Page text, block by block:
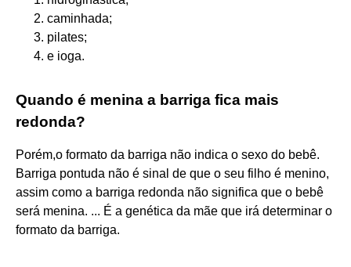
caminhada;
pilates;
e ioga.
Quando é menina a barriga fica mais
redonda?
Porém,o formato da barriga não indica o sexo do bebê.
Barriga pontuda não é sinal de que o seu filho é menino,
assim como a barriga redonda não significa que o bebê
será menina. ... É a genética da mãe que irá determinar o
formato da barriga.